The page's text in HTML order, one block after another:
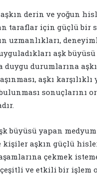
derin ve yoğun
taraflar için güçlü bir
uzmanlıkları,
aşk
duygu durumlarına
aşkı karşılıklı
sonuçlarını
büyüsü yapan
aşkın güçlü
çekmek
ve etkili bir işlem